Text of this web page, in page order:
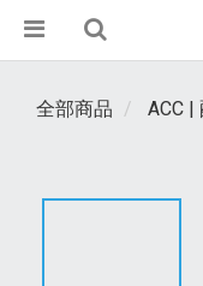
全部商品 ACC |